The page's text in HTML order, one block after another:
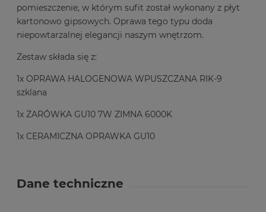
pomieszczenie, w którym sufit został wykonany z płyt
kartonowo gipsowych. Oprawa tego typu doda
niepowtarzalnej elegancji naszym wnętrzom.
Zestaw składa się z:
1x OPRAWA HALOGENOWA WPUSZCZANA RIK-9
szklana
1x ŻARÓWKA GU10 7W ZIMNA 6000K
1x CERAMICZNA OPRAWKA GU10
Dane techniczne